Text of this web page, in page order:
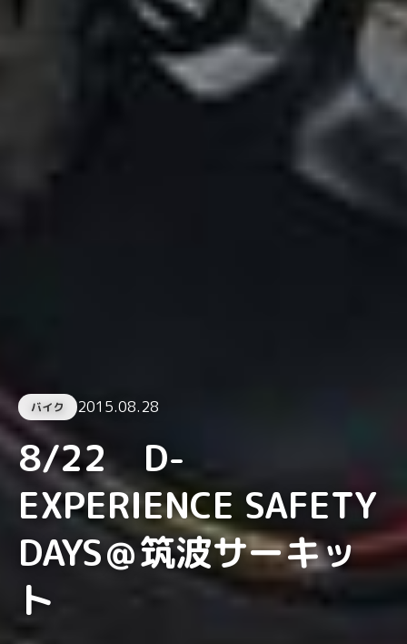
バイク 2015.08.28
8/22 D-
EXPERIENCE SAFETY
DAYS＠筑波サーキッ
ト